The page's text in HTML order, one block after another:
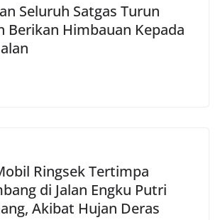
Seluruh Satgas Turun
Berikan Himbauan Kepada
Ringsek Tertimpa
di Jalan Engku Putri
Akibat Hujan Deras